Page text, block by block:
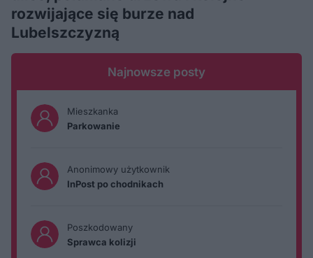
rozwijające się burze nad
Lubelszczyzną
Najnowsze posty
Mieszkanka
Parkowanie
Anonimowy użytkownik
InPost po chodnikach
Poszkodowany
Sprawca kolizji